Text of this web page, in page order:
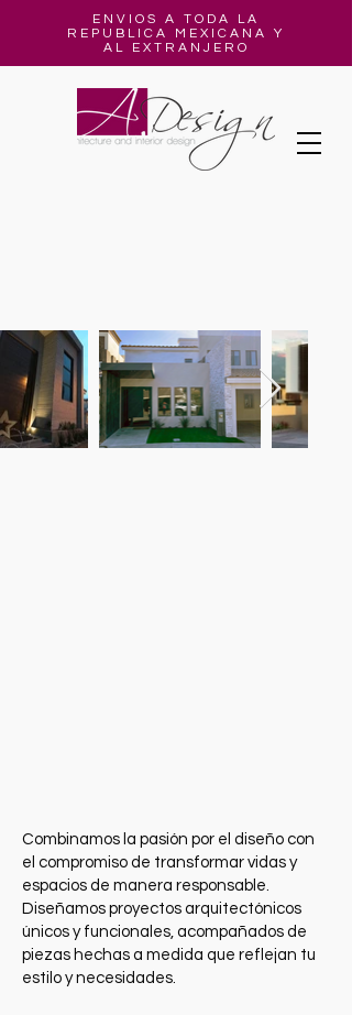
ENVIOS A TODA LA
REPUBLICA MEXICANA Y
AL EXTRANJERO
Combinamos la pasión por el diseño con
el compromiso de transformar vidas y
espacios de manera responsable.
Diseñamos proyectos arquitectónicos
únicos y funcionales, acompañados de
piezas hechas a medida que reflejan tu
estilo y necesidades.